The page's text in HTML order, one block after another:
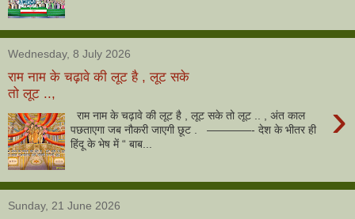
Wednesday, 8 July 2026
राम नाम के चढ़ावे की लूट है , लूट सके
तो लूट ..,
›
राम नाम के चढ़ावे की लूट है , लूट सके तो लूट .. , अंत काल
पछताएगा जब नौकरी जाएगी छूट . ————- देश के भीतर ही
हिंदू के भेष में “ बाब...
Sunday, 21 June 2026